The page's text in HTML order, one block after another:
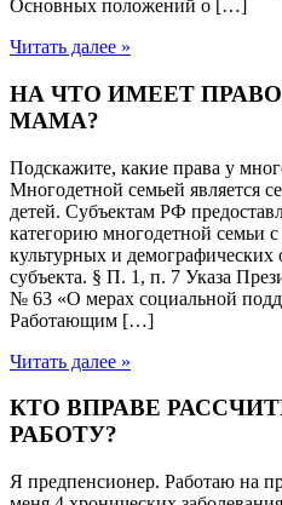
Основных положений о […]
Читать далее »
НА ЧТО ИМЕЕТ
МАМА?
Подскажите, какие права у
Многодетной семьей является
детей. Субъектам РФ
категорию многодетной семьи
культурных и демографических
субъекта. § П. 1, п. 7 Указа
№ 63 «О мерах социальной
Работающим […]
Читать далее »
КТО ВПРАВЕ
РАБОТУ?
Я предпенсионер. Работаю на